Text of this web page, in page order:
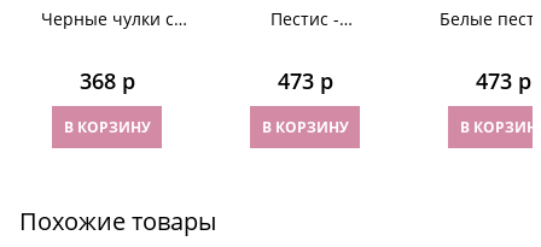
Черные чулки с
368 р
В КОРЗИНУ
Пестис -
со стразами и
колокольчиками
473 р
В КОРЗИНУ
Белые
473 р
В
Похожие товары